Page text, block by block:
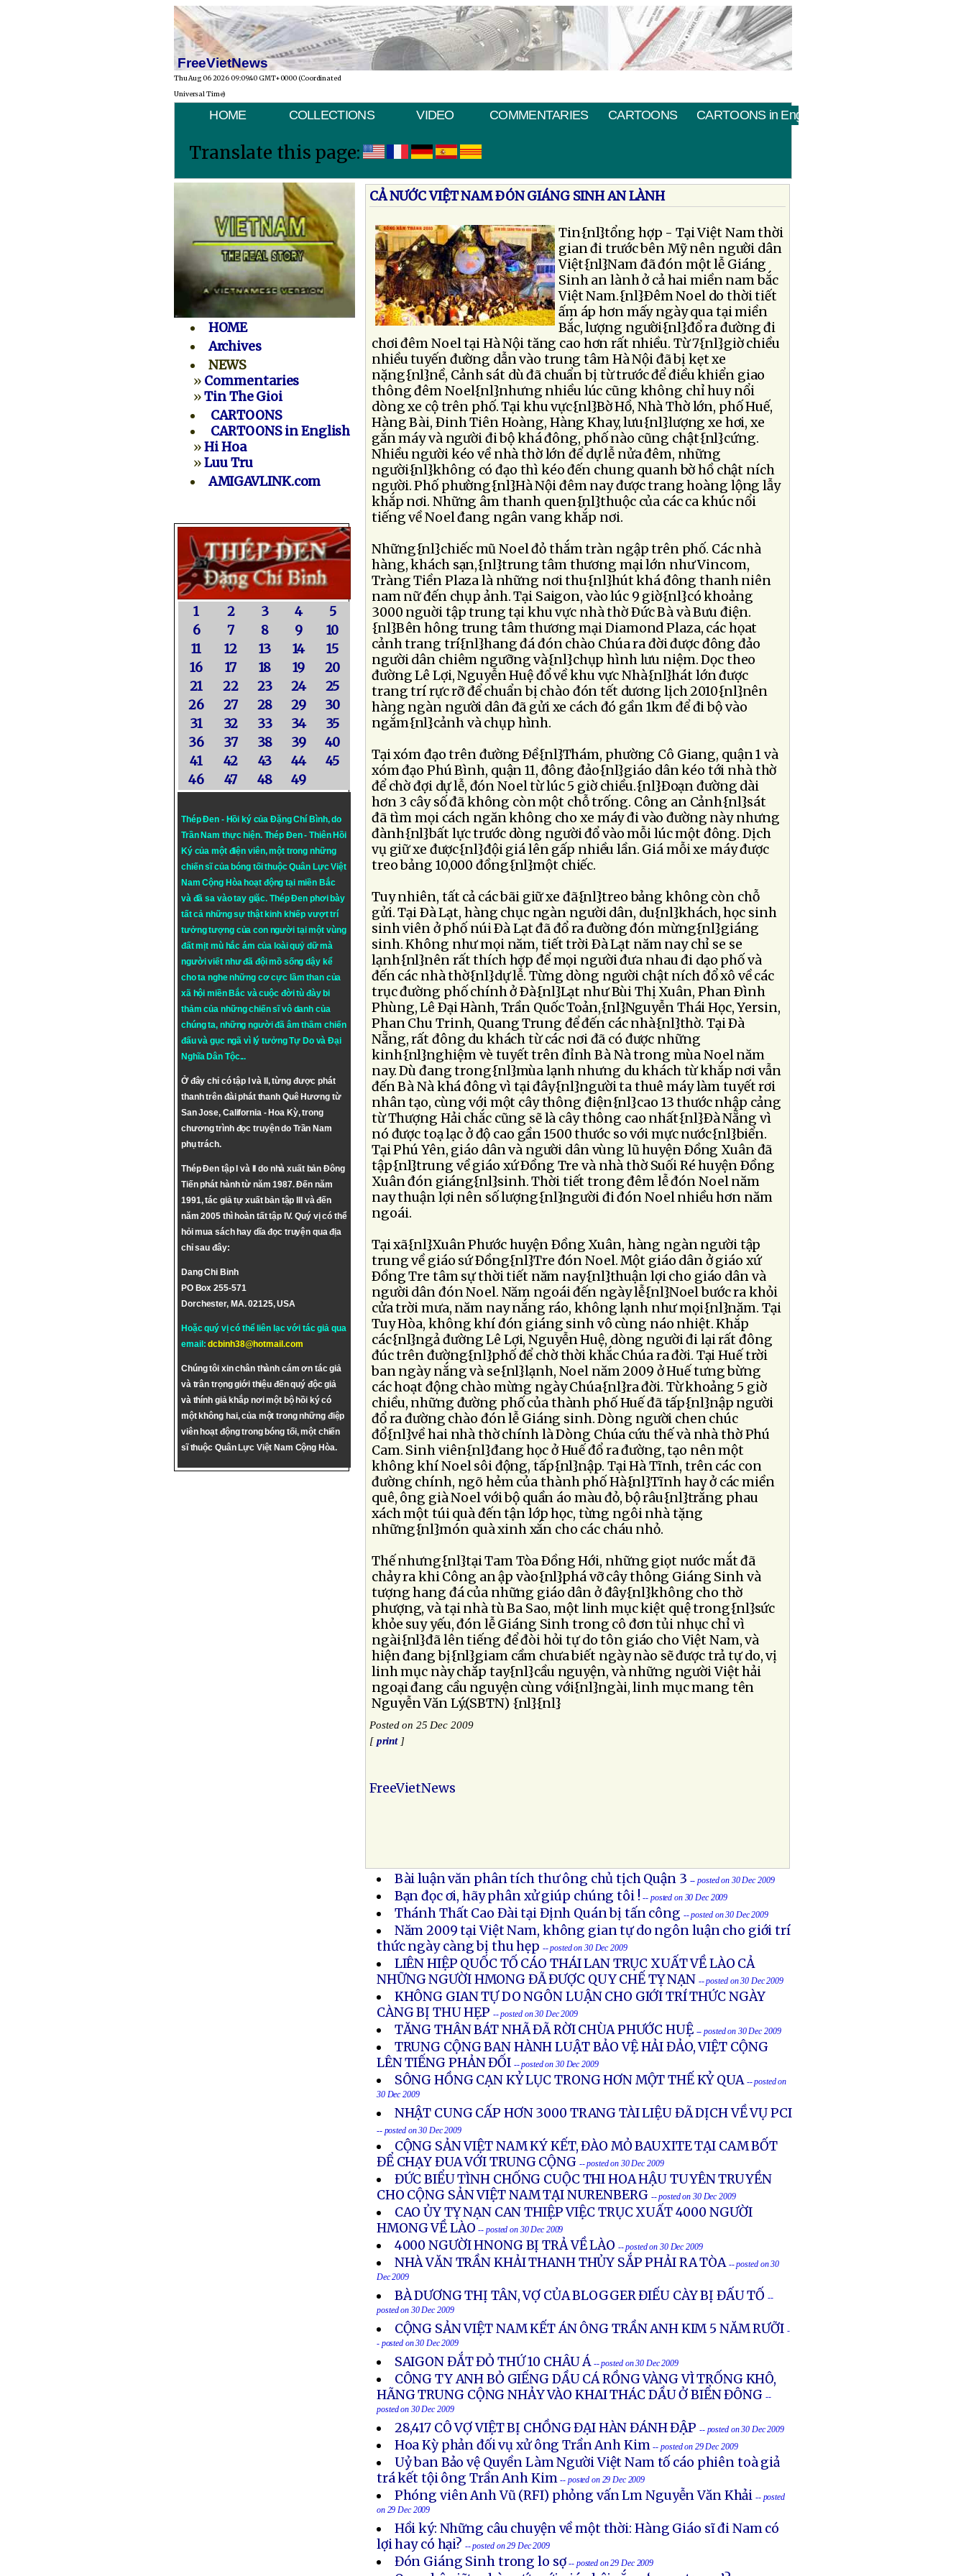
FreeVietNews
Thu Aug 06 2026 09:09:40 GMT+0000 (Coordinated
Universal Time)
HOME COLLECTIONS VIDEO COMMENTARIES CARTOONS CARTOONS in English
Translate this page:
HOME
Archives
NEWS
» Commentaries
»Tin The Gioi
CARTOONS
CARTOONS in English
»Hi Hoa
»Luu Tru
AMIGAVLINK.com
1 2 3 4
5
6
7 8 9
10
11
12 13 14
15
16
17 18 19
20
21
22 23 24
25
26
27 28 29
30
31
32 33 34
35
36
37 38 39
40
41
42 43 44
45
46
47 48 49
Thép Đen - Hồi ký của Đặng Chí Bình, do
Trần Nam thực hiện. Thép Đen- Thiên Hồi
Ký của một điện viên, một trong những
chiến sĩ của bóng tối thuộc Quân Lực Việt
Nam Cộng Hòa hoạt động tại miền Bắc
và đã sa vào tay giặc. Thép Đen phơi bày
tất cả những sự thật kinh khiếp vượt trí
tưởng tượng của con người tại một vùng
đất mịt mù hắc ám của loài quỷ dữ mà
người viết như đã đội mồ sống dậy kể
cho ta nghe những cơ cực lầm than của
xã hội miền Bắc và cuộc đời tù đày bi
thảm của những chiến sĩ vô danh của
chúng ta, những người đã âm thầm chiến
đấu và gục ngã vì lý tưởngTự DovàĐại
Nghĩa Dân Tộc...
Ở đây chỉ có tập I và II, từng được phát
thanh trên đài phát thanh Quê Hương từ
San Jose, California - Hoa Kỳ, trong
chương trình đọc truyện do Trần Nam
phụ trách.
Thép Đen tập I và II do nhà xuất bản Đông
Tiến phát hành từ năm 1987. Đến năm
1991, tác giả tự xuất bản tập III và đến
năm 2005 thì hoàn tất tập IV. Quý vị có thể
hỏi mua sách hay dĩa đọc truyện qua địa
chỉ sau đây:
Dang Chi Binh
PO Box 255-571
Dorchester, MA. 02125, USA
Hoặc quý vị có thể liên lạc với tác giả qua
email:dcbinh38@hotmail.com
Chúng tôi xin chân thành cám ơn tác giả
và trân trọng giới thiệu đến quý độc giả
và thính giả khắp nơi một bộ hồi ký có
một không hai, của một trong những điệp
viên hoạt động trong bóng tối, một chiến
sĩ thuộc Quân Lực Việt Nam Cộng Hòa.
CẢ NƯỚC VIỆT NAM ÐÓN GIÁNG SINH AN LÀNH
Tin{nl}tổng hợp - Tại Việt Nam thời
gian đi trước bên Mỹ nên người dân
Việt{nl}Nam đã đón một lễ Giáng
Sinh an lành ở cả hai miền nam bắc
Việt Nam.{nl}Ðêm Noel do thời tiết
ấm áp hơn mấy ngày qua tại miền
Bắc, lượng người{nl}đổ ra đường đi
chơi đêm Noel tại Hà Nội tăng cao hơn rất nhiều. Từ 7{nl}giờ chiều
nhiều tuyến đường dẫn vào trung tâm Hà Nội đã bị kẹt xe
nặng{nl}nề, Cảnh sát dù đã chuẩn bị từ trước để điều khiển giao
thông đêm Noel{nl}nhưng nhiều lúc cũng không chỉ huy nổi
dòng xe cộ trên phố. Tại khu vực{nl}Bờ Hồ, Nhà Thờ lớn, phố Huế,
Hàng Bài, Ðinh Tiên Hoàng, Hàng Khay, lưu{nl}lượng xe hơi, xe
gắn máy và người đi bộ khá đông, phố nào cũng chật{nl}cứng.
Nhiều người kéo về nhà thờ lớn để dự lễ nửa đêm, những
người{nl}không có đạo thì kéo đến chung quanh bờ hồ chật ních
người. Phố phường{nl}Hà Nội đêm nay được trang hoàng lộng lẫy
khắp nơi. Những âm thanh quen{nl}thuộc của các ca khúc nổi
tiếng về Noel đang ngân vang khắp nơi.
Những{nl}chiếc mũ Noel đỏ thắm tràn ngập trên phố. Các nhà
hàng, khách sạn,{nl}trung tâm thương mại lớn như Vincom,
Tràng Tiền Plaza là những nơi thu{nl}hút khá đông thanh niên
nam nữ đến chụp ảnh. Tại Saigon, vào lúc 9 giờ{nl}có khoảng
3000 nguời tập trung tại khu vực nhà thờ Ðức Bà và Bưu điện.
{nl}Bên hông trung tâm thương mại Diamond Plaza, các họat
cảnh trang trí{nl}hang đá đón chào Chúa ra đời được đông đảo
người dân chiêm ngưỡng và{nl}chụp hình lưu niệm. Dọc theo
đường Lê Lợi, Nguyễn Huệ đổ về khu vực Nhà{nl}hát lớn được
trang trí rực rỡ để chuẩn bị chào đón tết dương lịch 2010{nl}nên
hàng ngàn người dân đã gửi xe cách đó gần 1km để đi bộ vào
ngắm{nl}cảnh và chụp hình.
Tại xóm đạo trên đường Ðề{nl}Thám, phường Cô Giang, quận 1 và
xóm đạo Phú Bình, quận 11, đông đảo{nl}giáo dân kéo tới nhà thờ
để chờ đợi dự lễ, đón Noel từ lúc 5 giờ chiều.{nl}Ðoạn đường dài
hơn 3 cây số đã không còn một chỗ trống. Công an Cảnh{nl}sát
đã tìm mọi cách ngăn không cho xe máy đi vào đường này nhưng
đành{nl}bất lực trước dòng người đổ vào mỗi lúc một đông. Dịch
vụ giữ xe được{nl}đội giá lên gấp nhiều lần. Giá mỗi xe máy được
treo bảng 10,000 đồng{nl}một chiếc.
Tuy nhiên, tất cả các bãi giữ xe đã{nl}treo bảng không còn chỗ
gửi. Tại Ðà Lạt, hàng chục ngàn người dân, du{nl}khách, học sinh
sinh viên ở phố núi Ðà Lạt đã đổ ra đường đón mừng{nl}giáng
sinh. Không như mọi năm, tiết trời Ðà Lạt năm nay chỉ se se
lạnh{nl}nên rất thích hợp để mọi người đưa nhau đi dạo phố và
đến các nhà thờ{nl}dự lễ. Từng dòng người chật ních đổ xô về các
trục đường phố chính ở Ðà{nl}Lạt như Bùi Thị Xuân, Phan Ðình
Phùng, Lê Ðại Hành, Trần Quốc Toản,{nl}Nguyễn Thái Học, Yersin,
Phan Chu Trinh, Quang Trung để đến các nhà{nl}thờ. Tại Ðà
Nẵng, rất đông du khách từ các nơi đã có được những
kinh{nl}nghiệm vè tuyết trên đỉnh Bà Nà trong mùa Noel năm
nay. Dù đang trong{nl}mùa lạnh nhưng du khách từ khắp nơi vẫn
đến Bà Nà khá đông vì tại đây{nl}người ta thuê máy làm tuyết rơi
nhân tạo, cùng với một cây thông điện{nl}cao 13 thước nhập cảng
từ Thượng Hải chắc cũng sẽ là cây thông cao nhất{nl}Ðà Nẵng vì
nó được toạ lạc ở độ cao gần 1500 thước so với mực nước{nl}biển.
Tại Phú Yên, giáo dân và người dân vùng lũ huyện Ðồng Xuân đã
tập{nl}trung về giáo xứ Ðồng Tre và nhà thờ Suối Ré huyện Ðồng
Xuân đón giáng{nl}sinh. Thời tiết trong đêm lễ đón Noel năm
nay thuận lợi nên số lượng{nl}người đi đón Noel nhiều hơn năm
ngoái.
Tại xã{nl}Xuân Phước huyện Ðồng Xuân, hàng ngàn người tập
trung về giáo sứ Ðồng{nl}Tre đón Noel. Một giáo dân ở giáo xứ
Ðồng Tre tâm sự thời tiết năm nay{nl}thuận lợi cho giáo dân và
người dân đón Noel. Năm ngoái đến ngày lễ{nl}Noel bước ra khỏi
cửa trời mưa, năm nay nắng ráo, không lạnh như mọi{nl}năm. Tại
Tuy Hòa, không khí đón giáng sinh vô cùng náo nhiệt. Khắp
các{nl}ngả đường Lê Lợi, Nguyễn Huệ, dòng người đi lại rất đông
đúc trên đường{nl}phố để chờ thời khắc Chúa ra đời. Tại Huế trời
ban ngày nắng và se{nl}lạnh, Noel năm 2009 ở Huế tưng bừng
các hoạt động chào mừng ngày Chúa{nl}ra đời. Từ khoảng 5 giờ
chiều, những đường phố của thành phố Huế đã tấp{nl}nập người
đổ ra đường chào đón lễ Giáng sinh. Dòng người chen chúc
đổ{nl}về hai nhà thờ chính là Dòng Chúa cứu thế và nhà thờ Phú
Cam. Sinh viên{nl}đang học ở Huế đổ ra đường, tạo nên một
không khí Noel sôi động, tấp{nl}nập. Tại Hà Tĩnh, trên các con
đường chính, ngõ hẻm của thành phố Hà{nl}Tĩnh hay ở các miền
quê, ông già Noel với bộ quần áo màu đỏ, bộ râu{nl}trắng phau
xách một túi quà đến tận lớp học, từng ngôi nhà tặng
những{nl}món quà xinh xắn cho các cháu nhỏ.
Thế nhưng{nl}tại Tam Tòa Ðồng Hới, những giọt nước mắt đã
chảy ra khi Công an ập vào{nl}phá vỡ cây thông Giáng Sinh và
tượng hang đá của những giáo dân ở đây{nl}không cho thờ
phượng, và tại nhà tù Ba Sao, một linh mục kiệt quệ trong{nl}sức
khỏe suy yếu, đón lễ Giáng Sinh trong cô đơn tủi nhục chỉ vì
ngài{nl}đã lên tiếng để đòi hỏi tự do tôn giáo cho Việt Nam, và
hiện đang bị{nl}giam cầm chưa biết ngày nào sẽ được trả tự do, vị
linh mục này chắp tay{nl}cầu nguyện, và những người Việt hải
ngoại đang cầu nguyện cùng với{nl}ngài, linh mục mang tên
Nguyễn Văn Lý.(SBTN) {nl}{nl}
Posted on 25 Dec 2009
[print]
FreeVietNews
Bài luận văn phân tích thư ông chủ tịch Quận 3 -- posted on 30 Dec 2009
Bạn đọc ơi, hãy phân xử giúp chúng tôi ! -- posted on 30 Dec 2009
Thánh Thất Cao Đài tại Định Quán bị tấn công -- posted on 30 Dec 2009
Năm 2009 tại Việt Nam, không gian tự do ngôn luận cho giới trí
thức ngày càng bị thu hẹp -- posted on 30 Dec 2009
LIÊN HIỆP QUỐC TỐ CÁO THÁI LAN TRỤC XUẤT VỀ LÀO CẢ
NHỮNG NGƯỜI HMONG ĐÃ ĐƯỢC QUY CHẾ TỴ NẠN -- posted on 30 Dec 2009
KHÔNG GIAN TỰ DO NGÔN LUẬN CHO GIỚI TRÍ THỨC NGÀY
CÀNG BỊ THU HẸP -- posted on 30 Dec 2009
TĂNG THÂN BÁT NHÃ ĐÃ RỜI CHÙA PHƯỚC HUỆ -- posted on 30 Dec 2009
TRUNG CỘNG BAN HÀNH LUẬT BẢO VỆ HẢI ĐẢO, VIỆT CỘNG
LÊN TIẾNG PHẢN ĐỐI -- posted on 30 Dec 2009
SÔNG HỒNG CẠN KỶ LỤC TRONG HƠN MỘT THẾ KỶ QUA -- posted on
30 Dec 2009
NHẬT CUNG CẤP HƠN 3000 TRANG TÀI LIỆU ĐÃ DỊCH VỀ VỤ PCI
-- posted on 30 Dec 2009
CỘNG SẢN VIỆT NAM KÝ KẾT, ĐÀO MỎ BAUXITE TẠI CAM BỐT
ĐỂ CHẠY ĐUA VỚI TRUNG CỘNG -- posted on 30 Dec 2009
ĐỨC BIỂU TÌNH CHỐNG CUỘC THI HOA HẬU TUYÊN TRUYỀN
CHO CỘNG SẢN VIỆT NAM TẠI NURENBERG -- posted on 30 Dec 2009
CAO ỦY TỴ NẠN CAN THIỆP VIỆC TRỤC XUẤT 4000 NGƯỜI
HMONG VỀ LÀO -- posted on 30 Dec 2009
4000 NGƯỜI HNONG BỊ TRẢ VỀ LÀO -- posted on 30 Dec 2009
NHÀ VĂN TRẦN KHẢI THANH THỦY SẮP PHẢI RA TÒA -- posted on 30
Dec 2009
BÀ DƯƠNG THỊ TÂN, VỢ CỦA BLOGGER ĐIẾU CÀY BỊ ĐẤU TỐ --
posted on 30 Dec 2009
CỘNG SẢN VIỆT NAM KẾT ÁN ÔNG TRẦN ANH KIM 5 NĂM RƯỠI -
- posted on 30 Dec 2009
SAIGON ĐẮT ĐỎ THỨ 10 CHÂU Á -- posted on 30 Dec 2009
CÔNG TY ANH BỎ GIẾNG DẦU CÁ RỒNG VÀNG VÌ TRỐNG KHÔ,
HÃNG TRUNG CỘNG NHẢY VÀO KHAI THÁC DẦU Ở BIỂN ĐÔNG --
posted on 30 Dec 2009
28,417 CÔ VỢ VIỆT BỊ CHỒNG ĐẠI HÀN ĐÁNH ĐẬP -- posted on 30 Dec 2009
Hoa Kỳ phản đối vụ xử ông Trần Anh Kim -- posted on 29 Dec 2009
Uỷ ban Bảo vệ Quyền Làm Người Việt Nam tố cáo phiên toà giả
trá kết tội ông Trần Anh Kim-- posted on 29 Dec 2009
Phóng viên Anh Vũ (RFI) phỏng vấn Lm Nguyễn Văn Khải -- posted
on 29 Dec 2009
Hồi ký: Những câu chuyện về một thời: Hàng Giáo sĩ đi Nam có
lợi hay có hại? -- posted on 29 Dec 2009
Đón Giáng Sinh trong lo sợ-- posted on 29 Dec 2009